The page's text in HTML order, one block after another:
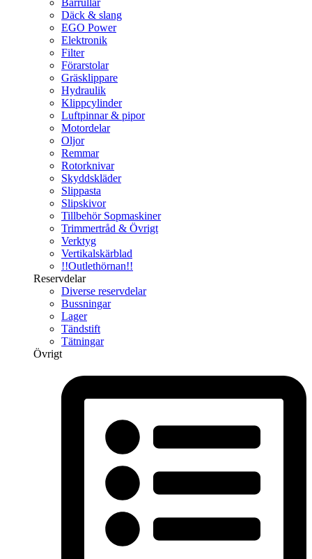
Bärrullar
Däck & slang
EGO Power
Elektronik
Filter
Förarstolar
Gräsklippare
Hydraulik
Klippcylinder
Luftpinnar & pipor
Motordelar
Oljor
Remmar
Rotorknivar
Skyddskläder
Slippasta
Slipskivor
Tillbehör Sopmaskiner
Trimmertråd & Övrigt
Verktyg
Vertikalskärblad
!!Outlethörnan!!
Reservdelar
Diverse reservdelar
Bussningar
Lager
Tändstift
Tätningar
Övrigt